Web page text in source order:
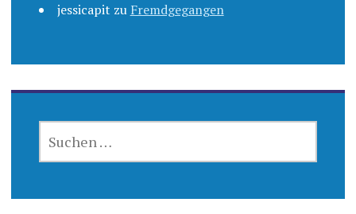
jessicapit zu Fremdgegangen
NACH: